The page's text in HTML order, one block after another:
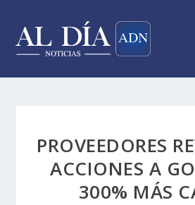
PROVEEDORES
ACCIONES A
300% MÁS